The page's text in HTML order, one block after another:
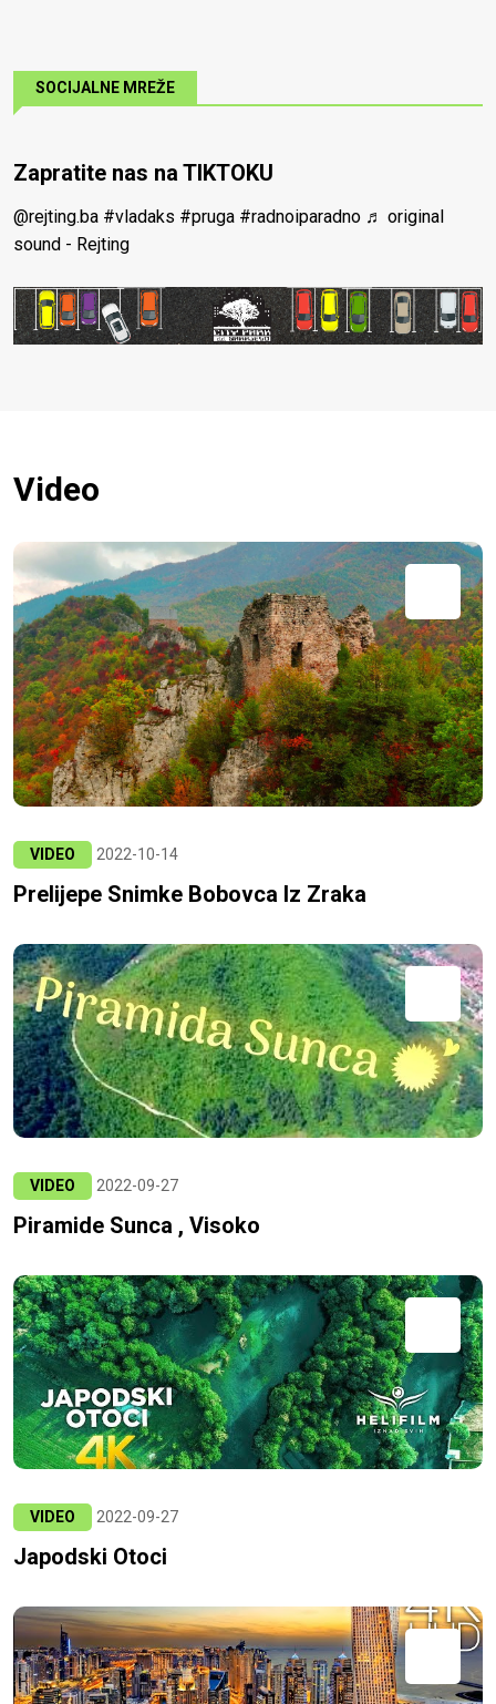
SOCIJALNE MREŽE
Zapratite nas na TIKTOKU
@rejting.ba #vladaks #pruga #radnoiparadno ♬ original
sound - Rejting
Video
VIDEO 2022-10-14
Prelijepe Snimke Bobovca Iz Zraka
VIDEO 2022-09-27
Piramide Sunca , Visoko
VIDEO 2022-09-27
Japodski Otoci